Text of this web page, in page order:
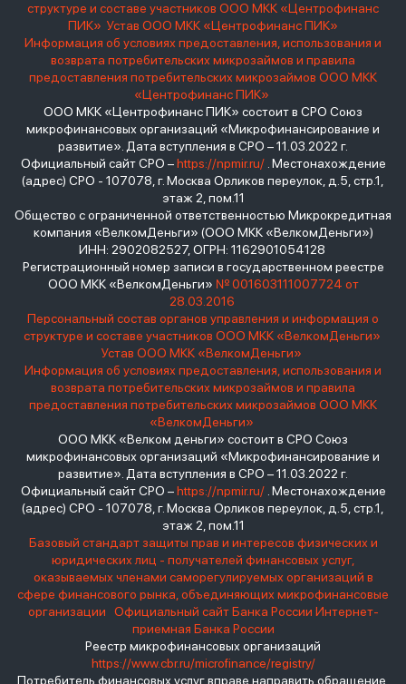
структуре и составе участников ООО МКК «Центрофинанс
ПИК» Устав ООО МКК «Центрофинанс ПИК»
Информация об условиях предоставления, использования и
возврата потребительских микрозаймов и правила
предоставления потребительских микрозаймов ООО МКК
«Центрофинанс ПИК»
ООО МКК «Центрофинанс ПИК» состоит в СРО Союз
микрофинансовых организаций «Микрофинансирование и
развитие». Дата вступления в СРО – 11.03.2022 г.
Официальный сайт СРО –https://npmir.ru/. Местонахождение
(адрес) СРО - 107078, г. Москва Орликов переулок, д.5, стр.1,
этаж 2, пом.11
Общество с ограниченной ответственностью Микрокредитная
компания «ВелкомДеньги» (ООО МКК «ВелкомДеньги»)
ИНН: 2902082527, ОГРН: 1162901054128
Регистрационный номер записи в государственном реестре
ООО МКК «ВелкомДеньги» № 001603111007724 от
28.03.2016
Персональный состав органов управления и информация о
структуре и составе участников ООО МКК «ВелкомДеньги»
Устав ООО МКК «ВелкомДеньги»
Информация об условиях предоставления, использования и
возврата потребительских микрозаймов и правила
предоставления потребительских микрозаймов ООО МКК
«ВелкомДеньги»
ООО МКК «Велком деньги» состоит в СРО Союз
микрофинансовых организаций «Микрофинансирование и
развитие». Дата вступления в СРО – 11.03.2022 г.
Официальный сайт СРО –https://npmir.ru/. Местонахождение
(адрес) СРО - 107078, г. Москва Орликов переулок, д.5, стр.1,
этаж 2, пом.11
Базовый стандарт защиты прав и интересов физических и
юридических лиц - получателей финансовых услуг,
оказываемых членами саморегулируемых организаций в
сфере финансового рынка, объединяющих микрофинансовые
организации
Официальный сайт Банка России Интернет-
приемная Банка России
Реестр микрофинансовых организаций
https://www.cbr.ru/microfinance/registry/
Потребитель финансовых услуг вправе направить обращение